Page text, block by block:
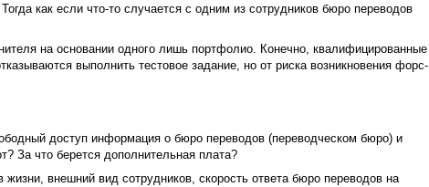
как если что-то случается с одним из сотрудников бюро переводов
на основании одного лишь портфолио. Конечно, квалифицированные
выполнить тестовое задание, но от риска возникновения форс-
доступ информация о бюро переводов (переводческом бюро) и
За что берется дополнительная плата?
внешний вид сотрудников, скорость ответа бюро переводов на